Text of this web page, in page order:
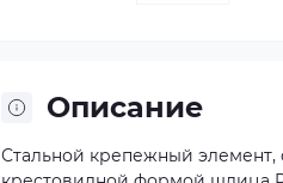
Описание
Стальной крепежный элемент,